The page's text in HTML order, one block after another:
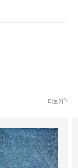
더보기